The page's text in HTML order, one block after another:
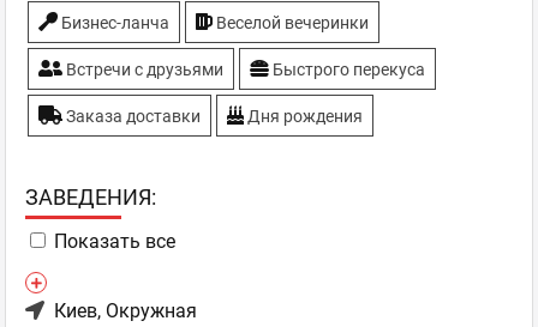
Бизнес-ланча Веселой вечеринки
Встречи с друзьями Быстрого перекуса
Заказа доставки Дня рождения
ЗAВЕДЕНИЯ:
Показать все
Киев, Окружная